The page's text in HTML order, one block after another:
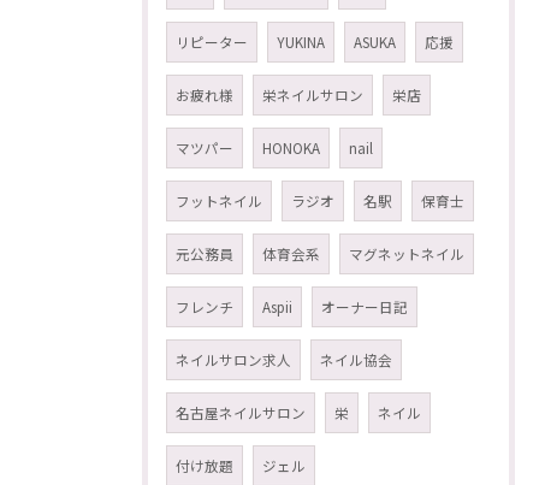
リピーター YUKINA ASUKA 応援
お疲れ様 栄ネイルサロン 栄店
マツパー HONOKA nail
フットネイル ラジオ 名駅 保育士
元公務員 体育会系 マグネットネイル
フレンチ Aspii オーナー日記
ネイルサロン求人 ネイル協会
名古屋ネイルサロン 栄 ネイル
付け放題 ジェル